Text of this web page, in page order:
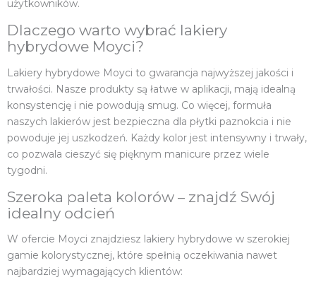
użytkowników.
Dlaczego warto wybrać lakiery
hybrydowe Moyci?
Lakiery hybrydowe Moyci to gwarancja najwyższej jakości i
trwałości. Nasze produkty są łatwe w aplikacji, mają idealną
konsystencję i nie powodują smug. Co więcej, formuła
naszych lakierów jest bezpieczna dla płytki paznokcia i nie
powoduje jej uszkodzeń. Każdy kolor jest intensywny i trwały,
co pozwala cieszyć się pięknym manicure przez wiele
tygodni.
Szeroka paleta kolorów – znajdź Swój
idealny odcień
W ofercie Moyci znajdziesz lakiery hybrydowe w szerokiej
gamie kolorystycznej, które spełnią oczekiwania nawet
najbardziej wymagających klientów: